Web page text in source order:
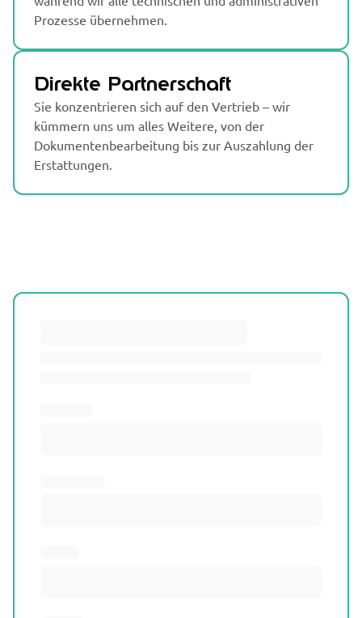
Prozesse übernehmen.
Direkte Partnerschaft
Sie konzentrieren sich auf den Vertrieb – wir
kümmern uns um alles Weitere, von der
Dokumentenbearbeitung bis zur Auszahlung der
Erstattungen.